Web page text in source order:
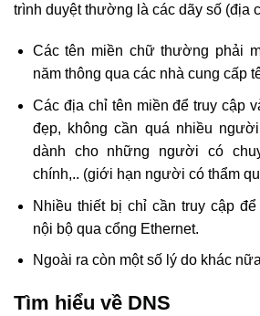
trình duyệt thường là các dãy số (địa
Các tên miền chữ thường phải
năm thông qua các nhà cung cấp
Các địa chỉ tên miền để truy cập
đẹp, không cần quá nhiều
dành cho những người có
chính,.. (giới hạn người có thẩm
Nhiều thiết bị chỉ cần truy cập
nội bộ qua cổng Ethernet.
Ngoài ra còn một số lý do khác
Tìm hiểu về DNS